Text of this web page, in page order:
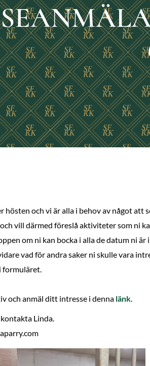
hösten och vi är alla i behov av något
vill därmed föreslå aktiviteter som ni
om ni kan bocka i alla de datum ni
vad för andra saker ni skulle vara
formuläret.
och anmäl ditt intresse i denna länk.
Linda.